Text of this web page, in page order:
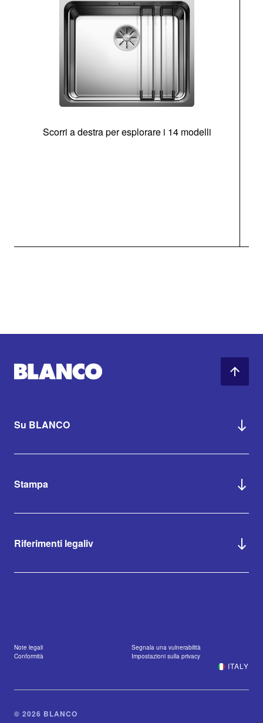
Scorri a destra per esplorare i 14 modelli
Su BLANCO
Stampa
Riferimenti legaliv
Note legali
Segnala una vulnerabilità
Conformità
Impostazioni sulla privacy
ITALY
© 2026 BLANCO